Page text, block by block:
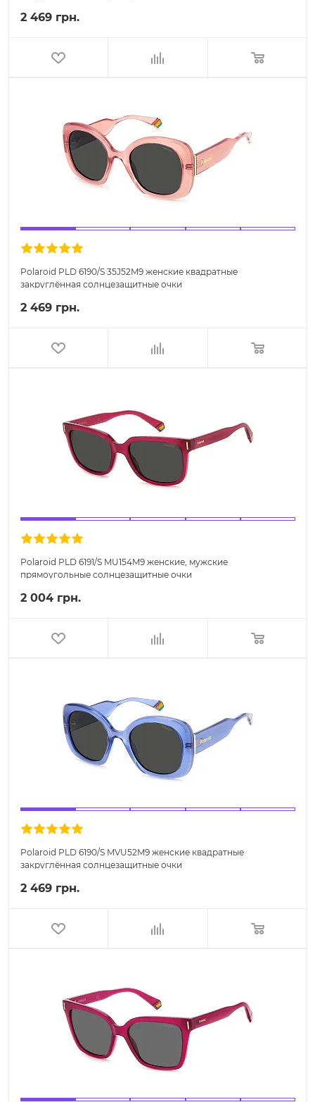
2 469 грн.
Polaroid PLD 6190/S 35J52M9 женские квадратные
закруглённая солнцезащитные очки
2 469 грн.
Polaroid PLD 6191/S MU154M9 женские, мужские
прямоугольные солнцезащитные очки
2 004 грн.
Polaroid PLD 6190/S MVU52M9 женские квадратные
закруглённая солнцезащитные очки
2 469 грн.